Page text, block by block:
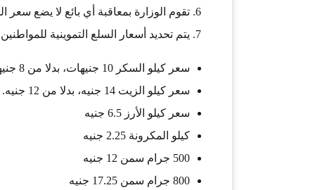
تقوم الوزارة بمعاقبة أي بائع لا يضع سعر
يتم تحديد أسعار السلع التموينية
سعر كيلو السكر 10 جنيهات، بدلا من 8 جنيهات.
سعر كيلو الزيت 14 جنيه، بدلا من 12 جنيه.
سعر كيلو الأرز 6.5 جنيه
كيلو المكرونة 2.25 جنيه
500 جرام سمن 12 جنيه
800 جرام سمن 17.25 جنيه